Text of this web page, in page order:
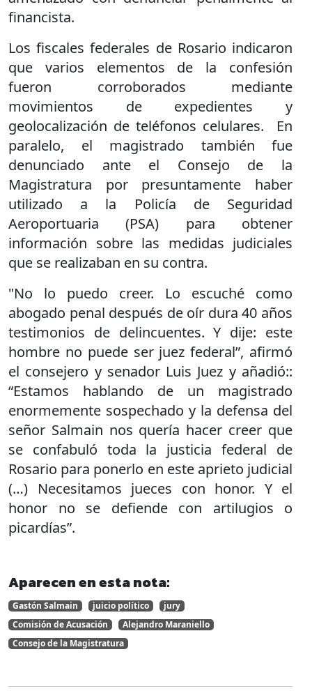
financista.
Los fiscales federales de Rosario indicaron
que varios elementos de la confesión
fueron corroborados mediante
movimientos de expedientes y
geolocalización de teléfonos celulares. En
paralelo, el magistrado también fue
denunciado ante el Consejo de la
Magistratura por presuntamente haber
utilizado a la Policía de Seguridad
Aeroportuaria (PSA) para obtener
información sobre las medidas judiciales
que se realizaban en su contra.
"No lo puedo creer. Lo escuché como
abogado penal después de oír dura 40 años
testimonios de delincuentes. Y dije: este
hombre no puede ser juez federal”, afirmó
el consejero y senador Luis Juez y añadió::
“Estamos hablando de un magistrado
enormemente sospechado y la defensa del
señor Salmain nos quería hacer creer que
se confabuló toda la justicia federal de
Rosario para ponerlo en este aprieto judicial
(…) Necesitamos jueces con honor. Y el
honor no se defiende con artilugios o
picardías”.
Aparecen en esta nota:
Gastón Salmain juicio político
jury
Comisión de Acusación
Alejandro Maraniello
Consejo de la Magistratura